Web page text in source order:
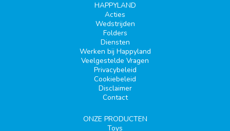
HAPPYLAND
Acties
Wedstrijden
Folders
Diensten
Werken bij Happyland
Veelgestelde Vragen
Privacybeleid
Cookiebeleid
Disclaimer
Contact
ONZE PRODUCTEN
Toys